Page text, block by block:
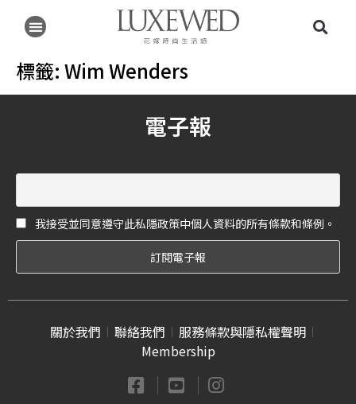
標籤: Wim Wenders
電子報
我接受並同意遵守此私隱政策中個人資料的所有條款和條例。
關於我們 聯絡我們
服務條款與隱私權聲明
Membership